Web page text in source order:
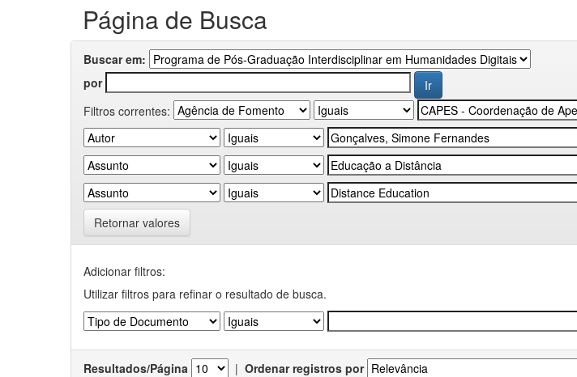
Página de Busca
Buscar em:
por
Filtros correntes:
Retornar valores
Adicionar filtros:
Utilizar filtros para refinar o resultado de busca.
Resultados/Página | Ordenar registros por